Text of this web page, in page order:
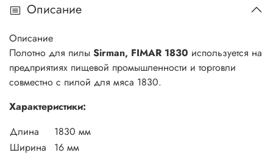
Описание
Описание
Полотно для пилы Sirman, FIMAR 1830 используется на
предприятиях пищевой промышленности и торговли
совместно с пилой для мяса 1830.
Характеристики:
Длина
1830 мм
Ширина
16 мм